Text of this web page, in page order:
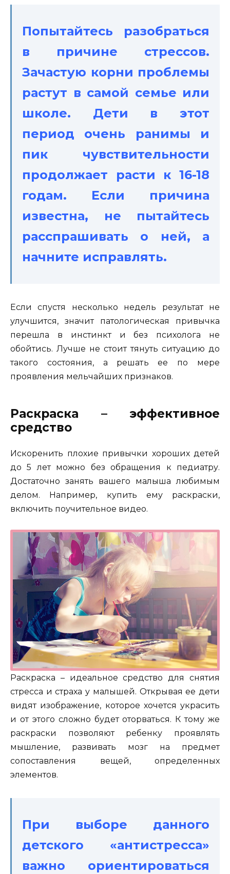
Попытайтесь разобраться
в причине стрессов.
Зачастую корни проблемы
растут в самой семье или
школе. Дети в этот
период очень ранимы и
пик чувствительности
продолжает расти к 16-18
годам. Если причина
известна, не пытайтесь
расспрашивать о ней, а
начните исправлять.
Если спустя несколько недель результат не
улучшится, значит патологическая привычка
перешла в инстинкт и без психолога не
обойтись. Лучше не стоит тянуть ситуацию до
такого состояния, а решать ее по мере
проявления мельчайших признаков.
Раскраска – эффективное
средство
Искоренить плохие привычки хороших детей
до 5 лет можно без обращения к педиатру.
Достаточно занять вашего малыша любимым
делом. Например, купить ему раскраски,
включить поучительное видео.
Раскраска – идеальное средство для снятия
стресса и страха у малышей. Открывая ее дети
видят изображение, которое хочется украсить
и от этого сложно будет оторваться. К тому же
раскраски позволяют ребенку проявлять
мышление, развивать мозг на предмет
сопоставления вещей, определенных
элементов.
При выборе данного
детского «антистресса»
важно ориентироваться